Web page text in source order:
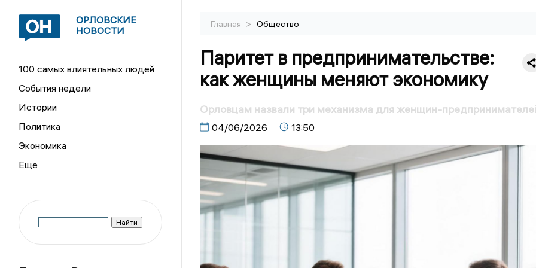
ОРЛОВСКИЕ
НОВОСТИ
100 самых влиятельных людей
События недели
Истории
Политика
Экономика
Главная > Общество
Паритет в предпринимательстве:
как женщины меняют экономику
Орловцам назвали три механизма для женщин-
04/06/2026 13:50